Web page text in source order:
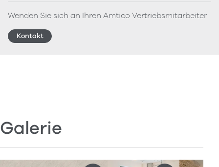
Wenden Sie sich an Ihren Amtico Vertriebsmitarbeiter
Kontakt
Galerie